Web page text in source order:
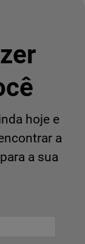
hoje e
a
a sua